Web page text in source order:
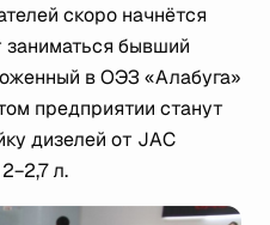
скоро начнётся
бывший
в ОЭЗ «Алабуга»
предприятии станут
дизелей от JAC
л.